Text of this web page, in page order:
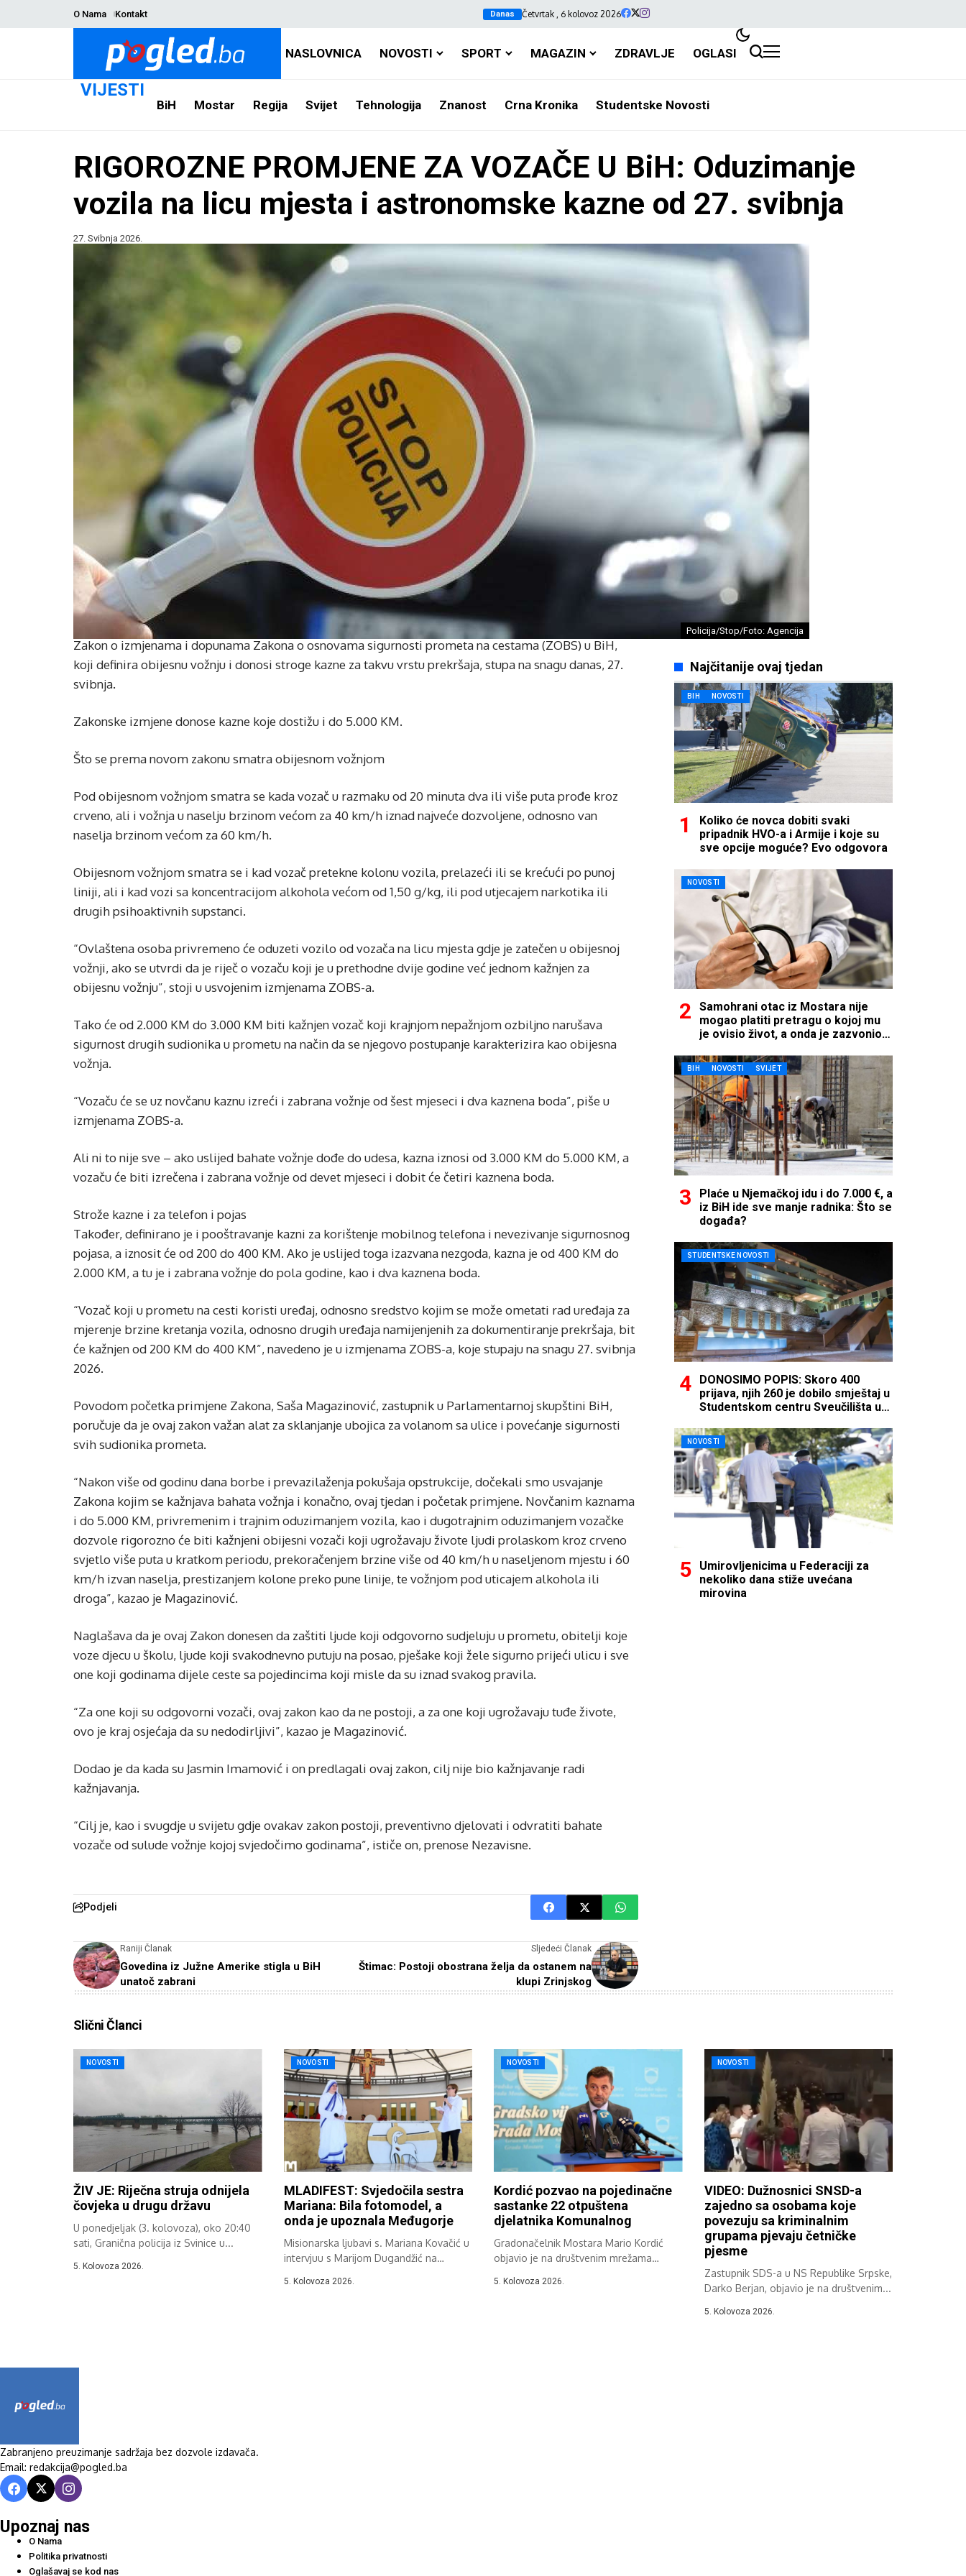
O Nama Kontakt Danas Četvrtak , 6 kolovoz 2026
NASLOVNICA NOVOSTI SPORT MAGAZIN ZDRAVLJE OGLASI
VIJESTI
BiH Mostar Regija Svijet Tehnologija Znanost Crna Kronika Studentske Novosti
RIGOROZNE PROMJENE ZA VOZAČE U BiH: Oduzimanje
vozila na licu mjesta i astronomske kazne od 27. svibnja
27. Svibnja 2026.
Policija/Stop/Foto: Agencija
Zakon o izmjenama i dopunama Zakona o osnovama sigurnosti prometa na cestama (ZOBS) u BiH,
koji definira obijesnu vožnju i donosi stroge kazne za takvu vrstu prekršaja, stupa na snagu danas, 27.
svibnja.
Zakonske izmjene donose kazne koje dostižu i do 5.000 KM.
Što se prema novom zakonu smatra obijesnom vožnjom
Pod obijesnom vožnjom smatra se kada vozač u razmaku od 20 minuta dva ili više puta prođe kroz
crveno, ali i vožnja u naselju brzinom većom za 40 km/h iznad najveće dozvoljene, odnosno van
naselja brzinom većom za 60 km/h.
Obijesnom vožnjom smatra se i kad vozač pretekne kolonu vozila, prelazeći ili se krećući po punoj
liniji, ali i kad vozi sa koncentracijom alkohola većom od 1,50 g/kg, ili pod utjecajem narkotika ili
drugih psihoaktivnih supstanci.
“Ovlaštena osoba privremeno će oduzeti vozilo od vozača na licu mjesta gdje je zatečen u obijesnoj
vožnji, ako se utvrdi da je riječ o vozaču koji je u prethodne dvije godine već jednom kažnjen za
obijesnu vožnju”, stoji u usvojenim izmjenama ZOBS-a.
Tako će od 2.000 KM do 3.000 KM biti kažnjen vozač koji krajnjom nepažnjom ozbiljno narušava
sigurnost drugih sudionika u prometu na način da se njegovo postupanje karakterizira kao obijesna
vožnja.
“Vozaču će se uz novčanu kaznu izreći i zabrana vožnje od šest mjeseci i dva kaznena boda”, piše u
izmjenama ZOBS-a.
Ali ni to nije sve – ako uslijed bahate vožnje dođe do udesa, kazna iznosi od 3.000 KM do 5.000 KM, a
vozaču će biti izrečena i zabrana vožnje od devet mjeseci i dobit će četiri kaznena boda.
Strože kazne i za telefon i pojas
Također, definirano je i pooštravanje kazni za korištenje mobilnog telefona i nevezivanje sigurnosnog
pojasa, a iznosit će od 200 do 400 KM. Ako je uslijed toga izazvana nezgoda, kazna je od 400 KM do
2.000 KM, a tu je i zabrana vožnje do pola godine, kao i dva kaznena boda.
“Vozač koji u prometu na cesti koristi uređaj, odnosno sredstvo kojim se može ometati rad uređaja za
mjerenje brzine kretanja vozila, odnosno drugih uređaja namijenjenih za dokumentiranje prekršaja, bit
će kažnjen od 200 KM do 400 KM”, navedeno je u izmjenama ZOBS-a, koje stupaju na snagu 27. svibnja
2026.
Povodom početka primjene Zakona, Saša Magazinović, zastupnik u Parlamentarnoj skupštini BiH,
poručuje da je ovaj zakon važan alat za sklanjanje ubojica za volanom sa ulice i povećanje sigurnosti
svih sudionika prometa.
“Nakon više od godinu dana borbe i prevazilaženja pokušaja opstrukcije, dočekali smo usvajanje
Zakona kojim se kažnjava bahata vožnja i konačno, ovaj tjedan i početak primjene. Novčanim kaznama
i do 5.000 KM, privremenim i trajnim oduzimanjem vozila, kao i dugotrajnim oduzimanjem vozačke
dozvole rigorozno će biti kažnjeni obijesni vozači koji ugrožavaju živote ljudi prolaskom kroz crveno
svjetlo više puta u kratkom periodu, prekoračenjem brzine više od 40 km/h u naseljenom mjestu i 60
km/h izvan naselja, prestizanjem kolone preko pune linije, te vožnjom pod uticajem alkohola ili
droga”, kazao je Magazinović.
Naglašava da je ovaj Zakon donesen da zaštiti ljude koji odgovorno sudjeluju u prometu, obitelji koje
voze djecu u školu, ljude koji svakodnevno putuju na posao, pješake koji žele sigurno prijeći ulicu i sve
one koji godinama dijele ceste sa pojedincima koji misle da su iznad svakog pravila.
“Za one koji su odgovorni vozači, ovaj zakon kao da ne postoji, a za one koji ugrožavaju tuđe živote,
ovo je kraj osjećaja da su nedodirljivi”, kazao je Magazinović.
Dodao je da kada su Jasmin Imamović i on predlagali ovaj zakon, cilj nije bio kažnjavanje radi
kažnjavanja.
“Cilj je, kao i svugdje u svijetu gdje ovakav zakon postoji, preventivno djelovati i odvratiti bahate
vozače od sulude vožnje kojoj svjedočimo godinama”, ističe on, prenose Nezavisne.
Podjeli
Raniji Članak
Govedina iz Južne Amerike stigla u BiH
unatoč zabrani
Sljedeći Članak
Štimac: Postoji obostrana želja da ostanem na
klupi Zrinjskog
Najčitanije ovaj tjedan
BIH NOVOSTI
Koliko će novca dobiti svaki
pripadnik HVO-a i Armije i koje su
sve opcije moguće? Evo odgovora
NOVOSTI
Samohrani otac iz Mostara nije
mogao platiti pretragu o kojoj mu
je ovisio život, a onda je zazvonio
BIH NOVOSTI SVIJET
Plaće u Njemačkoj idu i do 7.000 €, a
iz BiH ide sve manje radnika: Što se
događa?
STUDENTSKE NOVOSTI
DONOSIMO POPIS: Skoro 400
prijava, njih 260 je dobilo smještaj u
Studentskom centru Sveučilišta u
NOVOSTI
Umirovljenicima u Federaciji za
nekoliko dana stiže uvećana
mirovina
Slični Članci
NOVOSTI
ŽIV JE: Riječna struja odnijela
čovjeka u drugu državu
U ponedjeljak (3. kolovoza), oko 20:40
sati, Granična policija iz Svinice u...
5. Kolovoza 2026.
NOVOSTI
MLADIFEST: Svjedočila sestra
Mariana: Bila fotomodel, a
onda je upoznala Međugorje
Misionarska ljubavi s. Mariana Kovačić u
intervjuu s Marijom Dugandžić na
5. Kolovoza 2026.
NOVOSTI
Kordić pozvao na pojedinačne
sastanke 22 otpuštena
djelatnika Komunalnog
Gradonačelnik Mostara Mario Kordić
objavio je na društvenim mrežama
5. Kolovoza 2026.
NOVOSTI
VIDEO: Dužnosnici SNSD-a
zajedno sa osobama koje
povezuju sa kriminalnim
grupama pjevaju četničke
pjesme
Zastupnik SDS-a u NS Republike Srpske,
Darko Berjan, objavio je na društvenim...
5. Kolovoza 2026.
Zabranjeno preuzimanje sadržaja bez dozvole izdavača.
Email: redakcija@pogled.ba
Upoznaj nas
O Nama
Politika privatnosti
Oglašavaj se kod nas